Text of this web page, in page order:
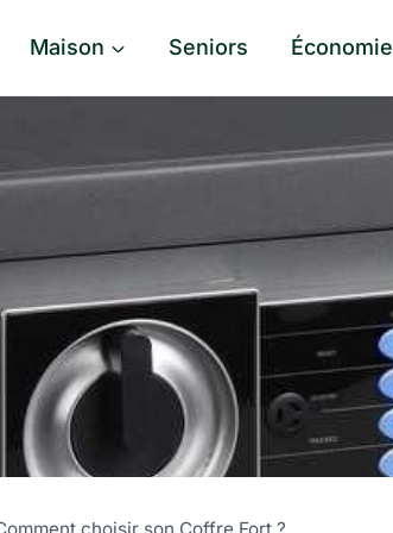
Maison Seniors Économie
choisir son Coffre Fort ?